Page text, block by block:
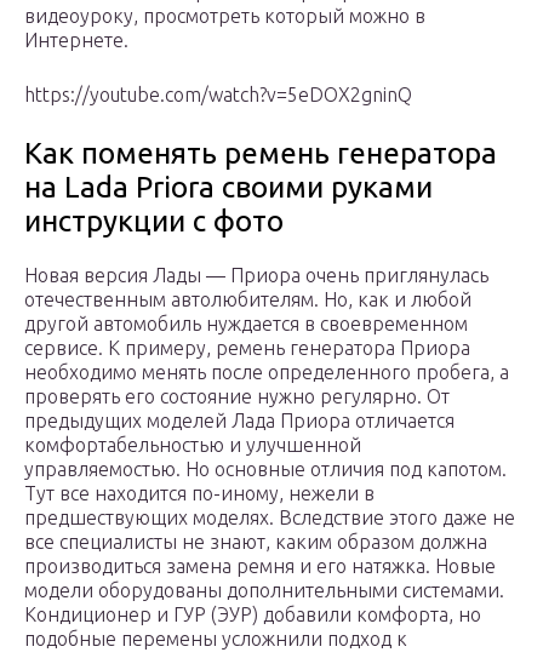
видеоуроку, просмотреть который можно в
Интернете.
https://youtube.com/watch?v=5eDOX2gninQ
Как поменять ремень генератора
на Lada Priora своими руками
инструкции с фото
Новая версия Лады — Приора очень приглянулась
отечественным автолюбителям. Но, как и любой
другой автомобиль нуждается в своевременном
сервисе. К примеру, ремень генератора Приора
необходимо менять после определенного пробега, а
проверять его состояние нужно регулярно. От
предыдущих моделей Лада Приора отличается
комфортабельностью и улучшенной
управляемостью. Но основные отличия под капотом.
Тут все находится по-иному, нежели в
предшествующих моделях. Вследствие этого даже не
все специалисты не знают, каким образом должна
производиться замена ремня и его натяжка. Новые
модели оборудованы дополнительными системами.
Кондиционер и ГУР (ЭУР) добавили комфорта, но
подобные перемены усложнили подход к